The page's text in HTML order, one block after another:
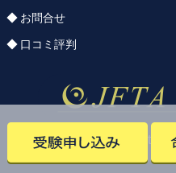
お問合せ
口コミ評判
Copyright ©